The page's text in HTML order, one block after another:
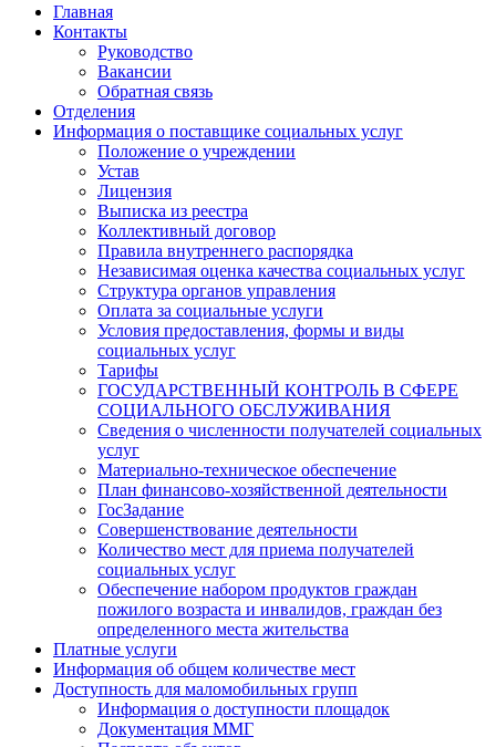
Главная
Контакты
Руководство
Вакансии
Обратная связь
Отделения
Информация о поставщике социальных услуг
Положение о учреждении
Устав
Лицензия
Выписка из реестра
Коллективный договор
Правила внутреннего распорядка
Независимая оценка качества социальных услуг
Структура органов управления
Оплата за социальные услуги
Условия предоставления, формы и виды
социальных услуг
Тарифы
ГОСУДАРСТВЕННЫЙ КОНТРОЛЬ В СФЕРЕ
СОЦИАЛЬНОГО ОБСЛУЖИВАНИЯ
Сведения о численности получателей социальных
услуг
Материально-техническое обеспечение
План финансово-хозяйственной деятельности
ГосЗадание
Совершенствование деятельности
Количество мест для приема получателей
социальных услуг
Обеспечение набором продуктов граждан
пожилого возраста и инвалидов, граждан без
определенного места жительства
Платные услуги
Информация об общем количестве мест
Доступность для маломобильных групп
Информация о доступности площадок
Документация ММГ